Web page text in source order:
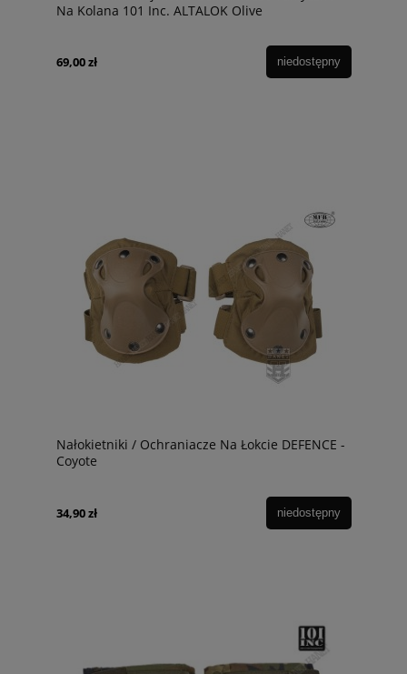
Na Kolana 101 Inc. ALTALOK Olive
69,00 zł niedostępny
Nałokietniki / Ochraniacze Na Łokcie DEFENCE -
Coyote
34,90 zł niedostępny